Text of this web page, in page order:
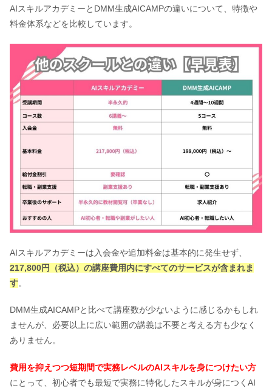
AIスキルアカデミーとDMM生成AICAMPの違いについて、特徴や
料金体系などを比較しています。
AIスキルアカデミーは入会金や追加料金は基本的に発生せず、
217,800円（税込）の講座費用内にすべてのサービスが含まれま
す。
DMM生成AICAMPと比べて講座数が少ないように感じるかもしれ
ませんが、必要以上に広い範囲の講義は不要と考える方も少なく
ありません。
費用を抑えつつ短期間で実務レベルのAIスキルを身につけたい方
にとって、初心者でも最短で実務に特化したスキルが身につくAI